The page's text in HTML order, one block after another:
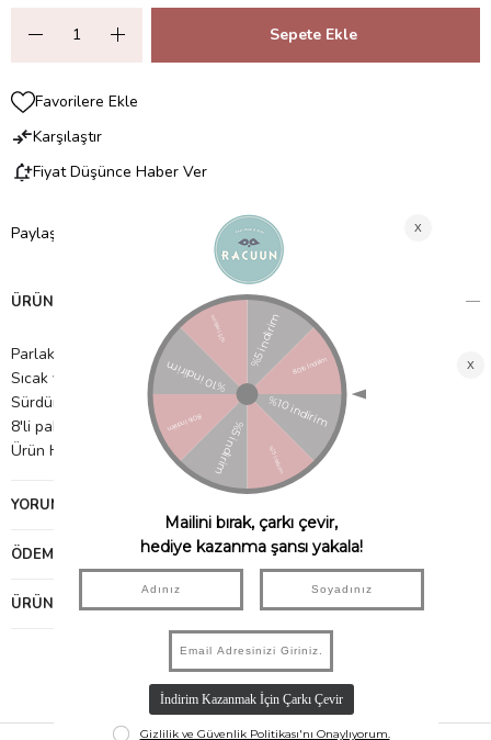
Favorilere Ekle
Karşılaştır
Fiyat Düşünce Haber Ver
Paylaş
ÜRÜN ÖZELLIKLERI
Parlak mavi holografik folyo köpekbalığı kolları
Sıcak veya soğuk içecekler için uygundur.
Sürdürülebilir FSC kağıdından yapılmıştır.
8'li paket
Ürün Hacmi: 256ml
YORUMLAR
ÖDEME SEÇENEKLERI
ÜRÜN ÖNERILERI